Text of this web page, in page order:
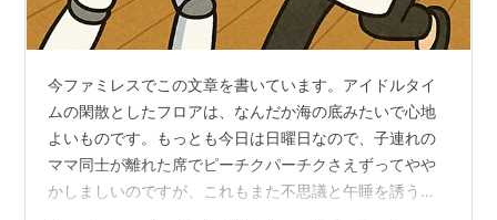
今ファミレスでこの文章を書いています。アイドルタイ
ムの閑散としたフロアは、なんだか海の底みたいで心地
よいものです。もっとも今日は日曜日なので、子連れの
ママ同士が離れた席でピーチクパーチクさえずってやや
かしましいのですが、これもまた不思議と午睡を誘う遠